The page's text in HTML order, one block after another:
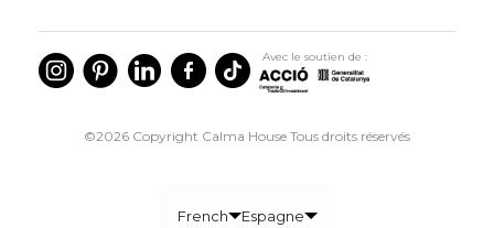
Avec le soutien de :
©2026 Copyright Calma House Tous droits réservés
French Espagne